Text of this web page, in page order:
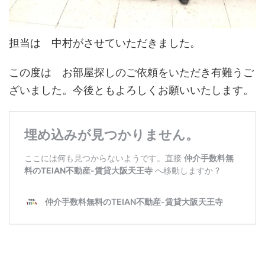
担当は 中村がさせていただきました。
この度は お部屋探しのご依頼をいただき有難うご
ざいました。今後ともよろしくお願いいたします。